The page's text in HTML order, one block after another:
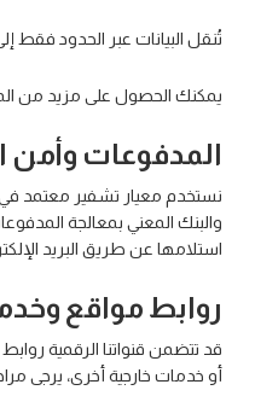
تُنقل البيانات عبر الحدود فقط إلى
يمكنك الحصول على مزيد من
المدفوعات وأمن
استلامها عن طريق البريد
روابط مواقع
قد تتضمن قنواتنا الرقمية
أو خدمات خارجية أخرى، يرجى